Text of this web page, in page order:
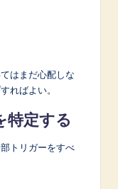
はまだ心配しな
ればよい。
特定する
トリガーをすべ